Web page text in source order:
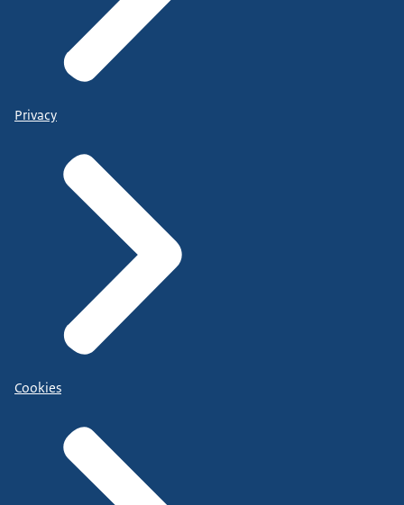
Privacy
Cookies